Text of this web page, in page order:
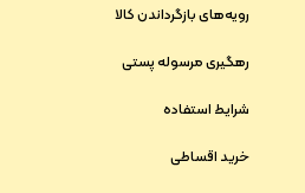
رویه‌های بازگرداندن کالا
رهگیری مرسوله پستی
شرایط استفاده
خرید اقساطی